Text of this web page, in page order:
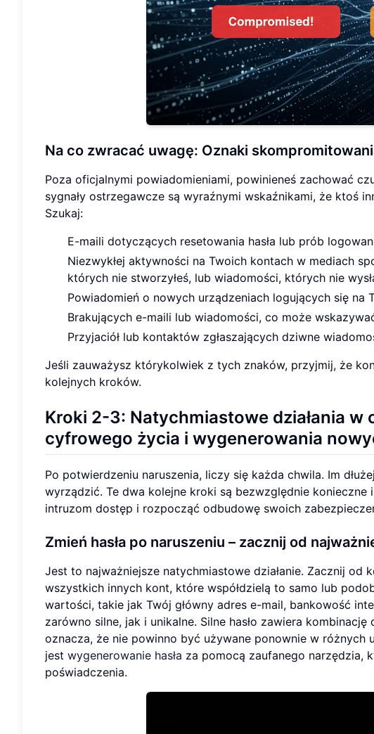
Na co zwracać uwagę: Oznaki
Poza oficjalnymi powiadomieniami, powinieneś zachować
sygnały ostrzegawcze są wyraźnymi wskaźnikami, że ktoś
Szukaj:
E-maili dotyczących resetowania hasła lub prób
Niezwykłej aktywności na Twoich kontach w mediach
których nie stworzyłeś, lub wiadomości, których nie
Powiadomień o nowych urządzeniach logujących się
Brakujących e-maili lub wiadomości, co może
Przyjaciół lub kontaktów zgłaszających dziwne
Jeśli zauważysz którykolwiek z tych znaków, przyjmij, że
kolejnych kroków.
Kroki 2-3: Natychmiastowe działania w
cyfrowego życia i wygenerowania
Po potwierdzeniu naruszenia, liczy się każda chwila. Im
wyrządzić. Te dwa kolejne kroki są bezwzględnie
intruzom dostęp i rozpocząć odbudowę swoich
Zmień hasła po naruszeniu – zacznij od
Jest to najważniejsze natychmiastowe działanie. Zacznij od
wszystkich innych kont, które współdzielą to samo lub
wartości, takie jak Twój główny adres e-mail, bankowość
zarówno silne, jak i unikalne. Silne hasło zawiera
oznacza, że nie powinno być używane ponownie w różnych
jest wygenerowanie hasła za pomocą zaufanego narzędzia,
poświadczenia.